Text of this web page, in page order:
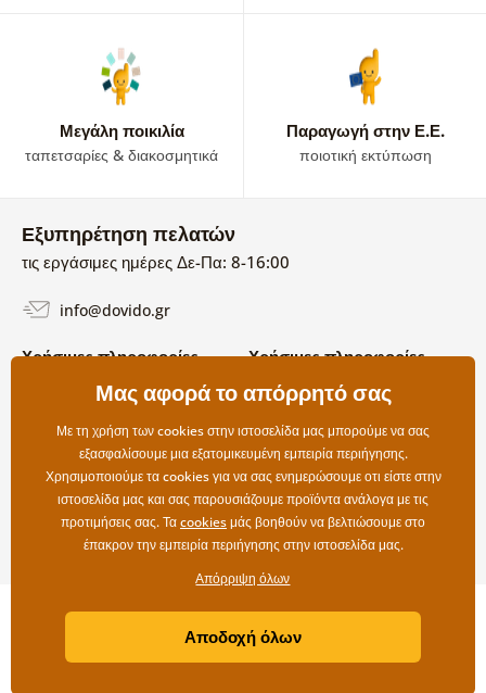
Μεγάλη ποικιλία
ταπετσαρίες & διακοσμητικά
Παραγωγή στην Ε.Ε.
ποιοτική εκτύπωση
Εξυπηρέτηση πελατών
τις εργάσιμες ημέρες Δε-Πα: 8-16:00
info@dovido.gr
Χρήσιμες πληροφορίες
Όροι χρήσης και επιστροφών
Επιλογές αποστολής και
πληρωμής
Επιστροφές
Χρήσιμες πληροφορίες
Σχετικά με εμάς
Συχνές Ερωτήσεις
Επικοινωνία
Copyright ©2019 © Dovido.gr.
Litvanyi.sk| Το e-shop δημιουργήθηκε από
Μας αφορά το απόρρητό σας
Με τη χρήση των cookies στην ιστοσελίδα μας μπορούμε να σας
εξασφαλίσουμε μια εξατομικευμένη εμπειρία περιήγησης.
Χρησιμοποιούμε τα cookies για να σας ενημερώσουμε οτι είστε στην
ιστοσελίδα μας και σας παρουσιάζουμε προϊόντα ανάλογα με τις
προτιμήσεις σας. Ταcookiesμάς βοηθούν να βελτιώσουμε στο
έπακρον την εμπειρία περιήγησης στην ιστοσελίδα μας.
Απόρριψη όλων
Αποδοχή όλων